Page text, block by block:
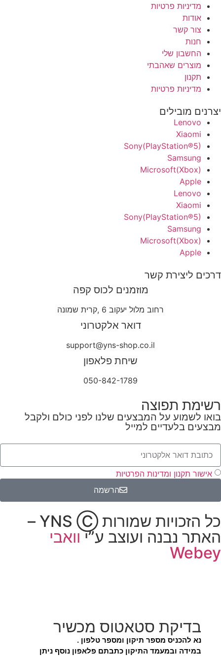
מדיניות פרטיות
אודות
צור קשר
חנות
החשבון שלי
מוצרים שאהבתי
תקנון
מדיניות פרטיות
יצרנים מובילים
Lenovo
Xiaomi
Sony(PlayStation®5)
Samsung
Microsoft(Xbox)
Apple
Lenovo
Xiaomi
Sony(PlayStation®5)
Samsung
Microsoft(Xbox)
Apple
דרכים ליצירת קשר
מוזמנים לכוס קפה
רחוב מלול יעקוב 6 ,קרית שמונה
דואר אלקטרוני
support@yns-shop.co.il
שיחת פלאפון
050-842-1789
רשימת תפוצה
בואו לשמוע על המבצעים שלנו לפני כולם ולקבל
מבצעים בלעדיים למייל
אישור תקנון ומדינות הפרטיות
הרשמה
כל הזכויות שמורות YNS Ⓒ –
האתר נבנה ועוצב ע”יוואבי
Webey
בדיקת סטאטוס מכשיר
נא להכניס מספר תיקון ומספר טלפון .
במידה ובמעמד התיקון כתבתם פלאפון נוסף ניתן